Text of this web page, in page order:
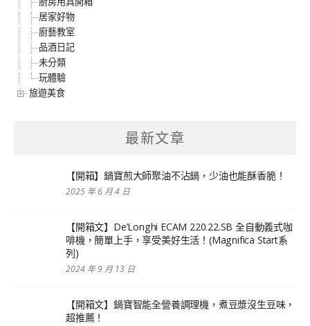
居家好物
廚藝教室
品酒日記
未分類
玩體驗
旅遊美食
最新文章
【開箱】鍋寶煎大師聚油不沾鍋，少油也能酥香脆！
2025 年 6 月 4 日
【開箱文】De’Longhi ECAM 220.22.SB 全自動義式咖
啡機，簡單上手，享受美好生活！(Magnifica Start系
列)
2024 年 9 月 13 日
【開箱文】鍋寶智能全營養調理機，煮豆漿沒生豆味，
超推薦！